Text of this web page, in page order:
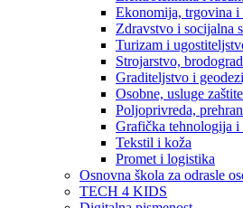
Ekonomija, trgovina i
Zdravstvo i socijalna
Turizam i
Strojarstvo,
Graditeljstvo i
Osobne, usluge
Poljoprivreda,
Grafička tehnologija
Tekstil i koža
Promet i logistika
Osnovna škola za odrasle
TECH 4 KIDS